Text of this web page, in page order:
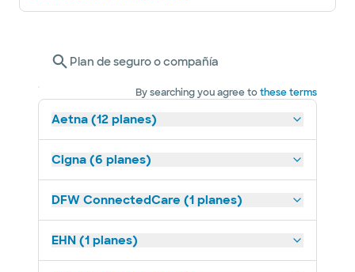
Plan de seguro o compañía
By searching you agree tothese terms
Aetna (12 planes)
Cigna (6 planes)
DFW ConnectedCare (1 planes)
EHN (1 planes)